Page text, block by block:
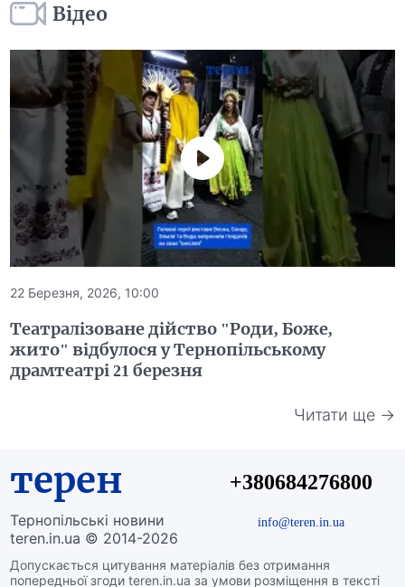
Відео
22 Березня, 2026, 10:00
Театралізоване дійство "Роди, Боже,
жито" відбулося у Тернопільському
драмтеатрі 21 березня
Читати ще →
терен
Тернопільські новини
teren.in.ua © 2014-2026
Допускається цитування матеріалів без отримання
попередньої згоди teren.in.ua за умови розміщення в тексті
+380684276800
info@teren.in.ua